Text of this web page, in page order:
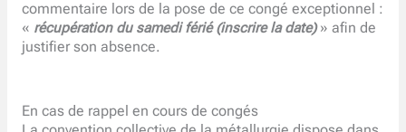
commentaire lors de la pose de ce congé exceptionnel :
« récupération du samedi férié (inscrire la date)» afin de
justifier son absence.
En cas de rappel en cours de congés